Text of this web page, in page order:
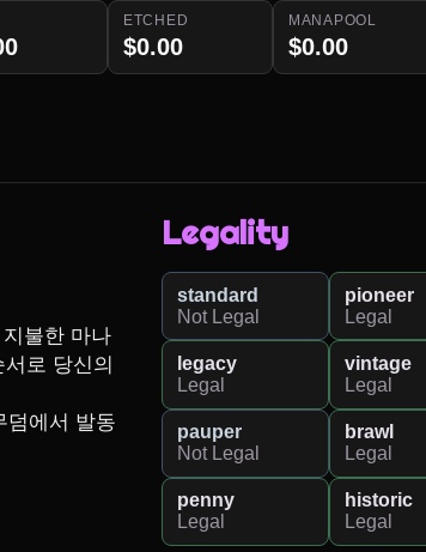
ETCHED
$0.00
MANAPOOL
$0.00
불한 마나
로 당신의
덤에서 발동
Legality
standard
Not Legal
pioneer
Legal
legacy
Legal
vintage
Legal
pauper
Not Legal
brawl
Legal
penny
Legal
historic
Legal